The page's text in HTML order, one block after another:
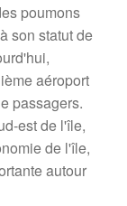
poumons
son statut de
aéroport
passagers.
est de l'île,
de l'île,
autour